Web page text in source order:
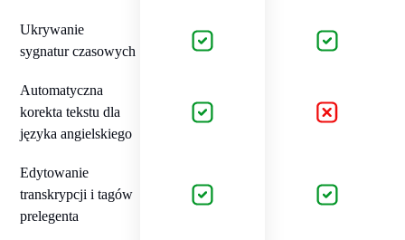
Ukrywanie
sygnatur czasowych
Automatyczna
korekta tekstu dla
języka angielskiego
Edytowanie
transkrypcji i tagów
prelegenta